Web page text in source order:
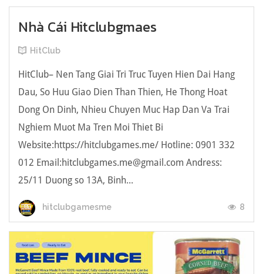
Nhà Cái Hitclubgmaes
HitClub
HitClub– Nen Tang Giai Tri Truc Tuyen Hien Dai Hang
Dau, So Huu Giao Dien Than Thien, He Thong Hoat
Dong On Dinh, Nhieu Chuyen Muc Hap Dan Va Trai
Nghiem Muot Ma Tren Moi Thiet Bi
Website:https://hitclubgames.me/ Hotline: 0901 332
012 Email:hitclubgames.me@gmail.com Andress:
25/11 Duong so 13A, Binh...
hitclubgamesme 8